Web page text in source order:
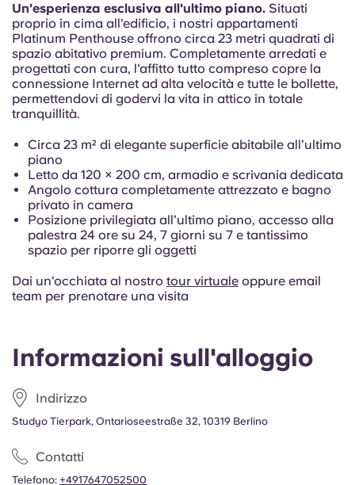
French
Portuguese
Informazioni sull'alloggio
Indirizzo
Studyo Tierpark, Ontarioseestraße 32, 10319 Berlino
Contatti
Telefono: +4917647052500
Un'esperienza esclusiva all'ultimo piano. Situati
proprio in cima all'edificio, i nostri appartamenti
Platinum Penthouse offrono circa 23 metri quadrati di
spazio abitativo premium. Completamente arredati e
progettati con cura, l'affitto tutto compreso copre la
connessione Internet ad alta velocità e tutte le bollette,
permettendovi di godervi la vita in attico in totale
tranquillità.
Circa 23 m² di elegante superficie abitabile all’ultimo
piano
Letto da 120 × 200 cm, armadio e scrivania dedicata
Angolo cottura completamente attrezzato e bagno
privato in camera
Posizione privilegiata all’ultimo piano, accesso alla
palestra 24 ore su 24, 7 giorni su 7 e tantissimo
spazio per riporre gli oggetti
Dai un'occhiata al nostro tour virtuale oppure email
team per prenotare una visita